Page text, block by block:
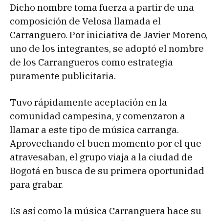
Dicho nombre toma fuerza a partir de una
composición de Velosa llamada el
Carranguero. Por iniciativa de Javier Moreno,
uno de los integrantes, se adoptó el nombre
de los Carrangueros como estrategia
puramente publicitaria.
Tuvo rápidamente aceptación en la
comunidad campesina, y comenzaron a
llamar a este tipo de música carranga.
Aprovechando el buen momento por el que
atravesaban, el grupo viaja a la ciudad de
Bogotá en busca de su primera oportunidad
para grabar.
Es así como la música Carranguera hace su